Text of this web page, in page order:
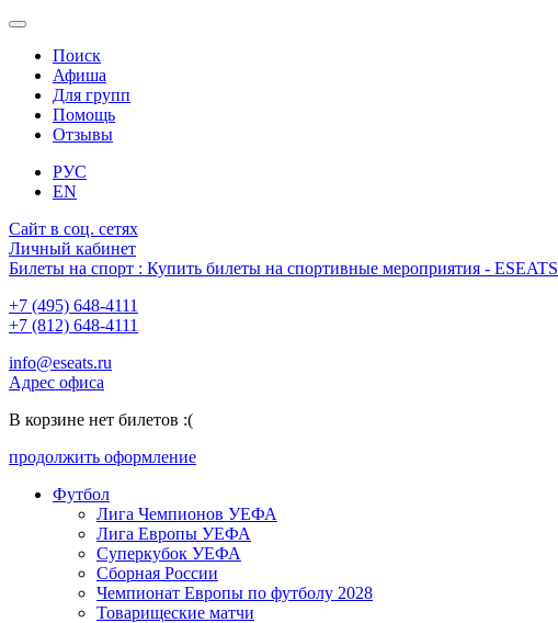
Поиск
Афиша
Для групп
Помощь
Отзывы
РУС
EN
Сайт в соц. сетях
Личный кабинет
Билеты на спорт : Купить билеты на спортивные мероприятия - ESEATS
+7 (495) 648-4111
+7 (812) 648-4111
info@eseats.ru
Адрес офиса
В корзине нет билетов :(
продолжить оформление
Футбол
Лига Чемпионов УЕФА
Лига Европы УЕФА
Суперкубок УЕФА
Сборная России
Чемпионат Европы по футболу 2028
Товарищеские матчи